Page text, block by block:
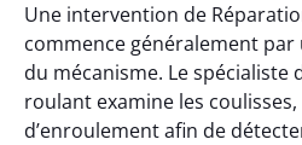
Une intervention de
commence généralement
du mécanisme. Le spécialiste
roulant examine les
d’enroulement afin de